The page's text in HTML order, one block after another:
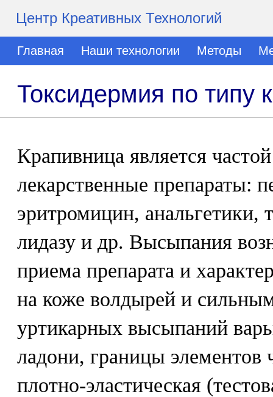
Центр Креативных Технологий
Главная Наши технологии Методы
Токсидермия по типу
Крапивница является
лекарственные препараты:
эритромицин, анальгетики,
лидазу и др. Высыпания
приема препарата и
на коже волдырей и
уртикарных высыпаний
ладони, границы элементов
плотно-эластическая